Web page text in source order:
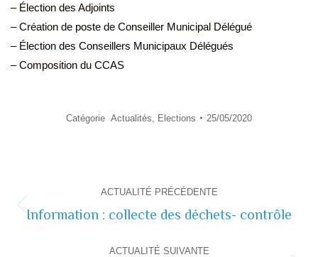
– Élection des Adjoints
– Création de poste de Conseiller Municipal Délégué
– Élection des Conseillers Municipaux Délégués
– Composition du CCAS
Catégorie Actualités Elections 25/05/2020
de
commentaire
ACTUALITÉ PRÉCÉDENTE
Actualité
Information : collecte des déchets- contrôle
ACTUALITÉ SUIVANTE